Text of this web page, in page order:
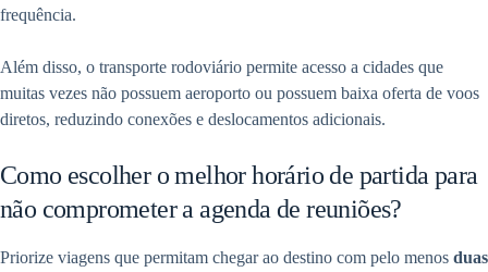
frequência.
Além disso, o transporte rodoviário permite acesso a cidades que
muitas vezes não possuem aeroporto ou possuem baixa oferta de voos
diretos, reduzindo conexões e deslocamentos adicionais.
Como escolher o melhor horário de partida para
não comprometer a agenda de reuniões?
Priorize viagens que permitam chegar ao destino com pelo menos duas